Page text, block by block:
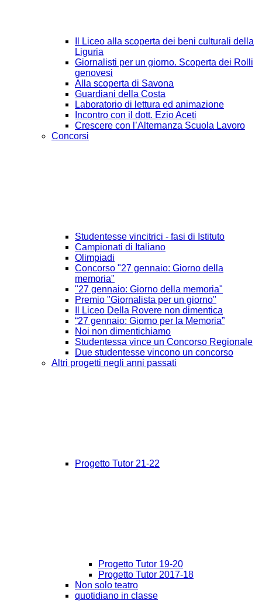
Il Liceo alla scoperta dei beni culturali della
Liguria
Giornalisti per un giorno. Scoperta dei Rolli
genovesi
Alla scoperta di Savona
Guardiani della Costa
Laboratorio di lettura ed animazione
Incontro con il dott. Ezio Aceti
Crescere con l’Alternanza Scuola Lavoro
Concorsi
Studentesse vincitrici - fasi di Istituto
Campionati di Italiano
Olimpiadi
Concorso "27 gennaio: Giorno della
memoria"
"27 gennaio: Giorno della memoria"
Premio "Giornalista per un giorno"
Il Liceo Della Rovere non dimentica
“27 gennaio: Giorno per la Memoria”
Noi non dimentichiamo
Studentessa vince un Concorso Regionale
Due studentesse vincono un concorso
Altri progetti negli anni passati
Progetto Tutor 21-22
Progetto Tutor 19-20
Progetto Tutor 2017-18
Non solo teatro
quotidiano in classe